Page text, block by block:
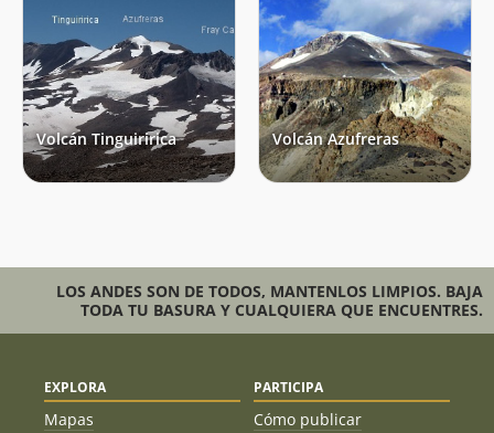
Volcán Tinguiririca Volcán Azufreras
LOS ANDES SON DE TODOS, MANTENLOS LIMPIOS. BAJA
TODA TU BASURA Y CUALQUIERA QUE ENCUENTRES.
EXPLORA
Mapas
PARTICIPA
Cómo publicar